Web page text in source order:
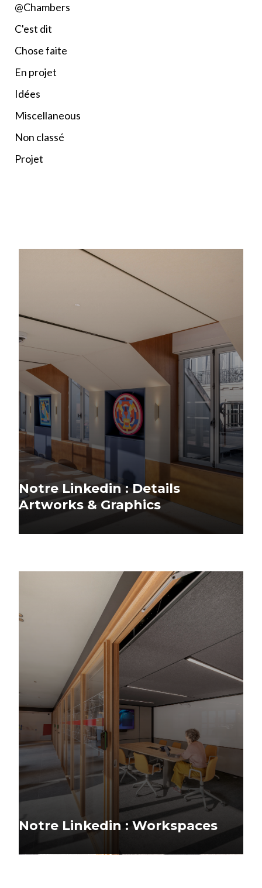
@Chambers
C'est dit
Chose faite
En projet
Idées
Miscellaneous
Non classé
Projet
Notre Linkedin : Details
Artworks & Graphics
Notre Linkedin : Workspaces